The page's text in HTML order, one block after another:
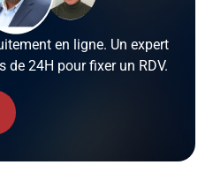
en ligne. Un expert
de 24H pour fixer un RDV.